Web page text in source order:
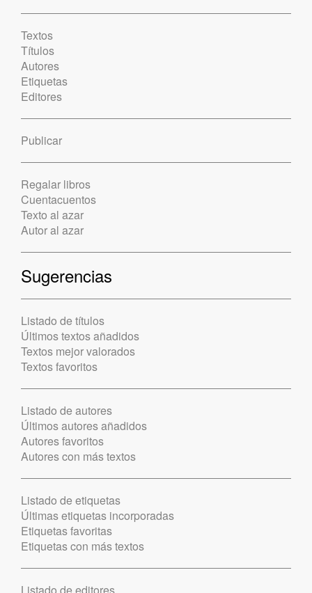
Textos
Títulos
Autores
Etiquetas
Editores
Publicar
Regalar libros
Cuentacuentos
Texto al azar
Autor al azar
Sugerencias
Listado de títulos
Últimos textos añadidos
Textos mejor valorados
Textos favoritos
Listado de autores
Últimos autores añadidos
Autores favoritos
Autores con más textos
Listado de etiquetas
Últimas etiquetas incorporadas
Etiquetas favoritas
Etiquetas con más textos
Listado de editores